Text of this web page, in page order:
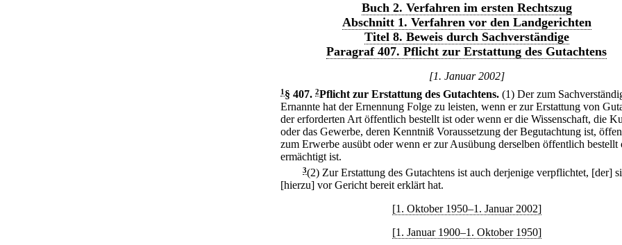
Buch 2. Verfahren im ersten Rechtszug
Abschnitt 1. Verfahren vor den Landgerichten
Titel 8. Beweis durch Sachverständige
Paragraf 407. Pflicht zur Erstattung des Gutachtens
[1. Januar 2002]
1 § 407. 2Pflicht zur Erstattung des Gutachtens. (1) Der zum
Ernannte hat der Ernennung Folge zu leisten, wenn er zur Erstattung von
der erforderten Art öffentlich bestellt ist oder wenn er die Wissenschaft, die
oder das Gewerbe, deren Kenntniß Voraussetzung der Begutachtung ist,
zum Erwerbe ausübt oder wenn er zur Ausübung derselben öffentlich bestellt
ermächtigt ist.
3(2) Zur Erstattung des Gutachtens ist auch derjenige verpflichtet, [der]
[hierzu] vor Gericht bereit erklärt hat.
[1. Oktober 1950–1. Januar 2002]
[1. Januar 1900–1. Oktober 1950]